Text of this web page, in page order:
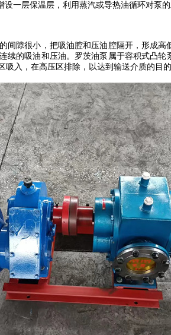
一层保温层，利用蒸汽或导热油循环对泵
隙很小，把吸油腔和压油腔隔开，形成
续的吸油和压油。 罗茨油泵 属于容积式凸轮
入，在高压区排除，以达到输送介质的目的